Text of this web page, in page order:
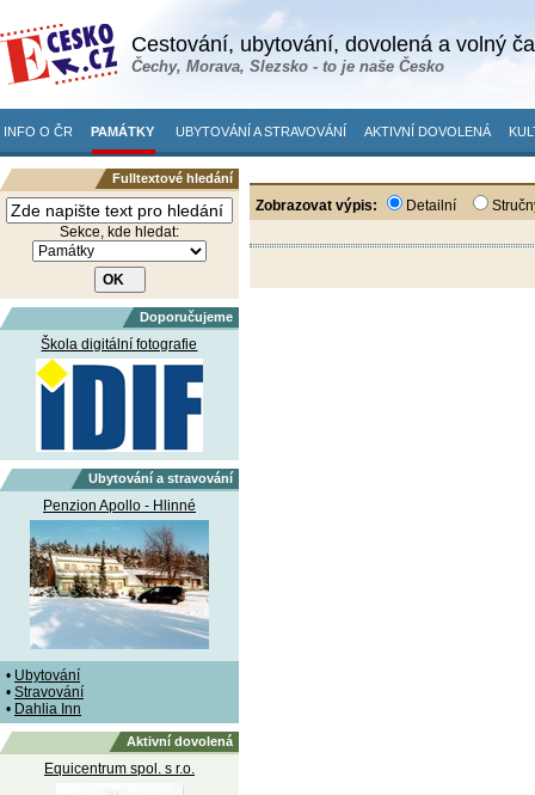
Cestování, ubytování, dovolená a volný
Čechy, Morava, Slezsko - to je naše Česko
INFO O ČR PAMÁTKY UBYTOVÁNÍ A STRAVOVÁNÍ AKTIVNÍ DOVOLENÁ
Fulltextové hledání
Sekce, kde hledat:
Doporučujeme
Škola digitální fotografie
Ubytování a stravování
Penzion Apollo - Hlinné
• Ubytování
• Stravování
• Dahlia Inn
Aktivní dovolená
Equicentrum spol. s r.o.
Zobrazovat výpis: Detailní